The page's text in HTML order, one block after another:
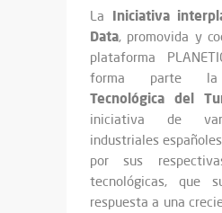
La Iniciativa
Data, promovida y
plataforma
forma parte
Tecnológica del
iniciativa de
industriales
por sus
tecnológicas, que
respuesta a una